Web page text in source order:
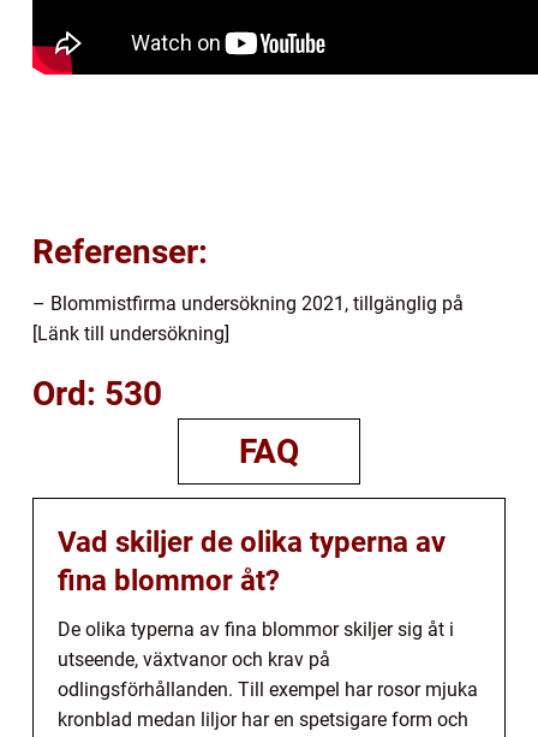
Referenser:
– Blommistfirma undersökning 2021, tillgänglig på
[Länk till undersökning]
Ord: 530
FAQ
Vad skiljer de olika typerna av
fina blommor åt?
De olika typerna av fina blommor skiljer sig åt i
utseende, växtvanor och krav på
odlingsförhållanden. Till exempel har rosor mjuka
kronblad medan liljor har en spetsigare form och